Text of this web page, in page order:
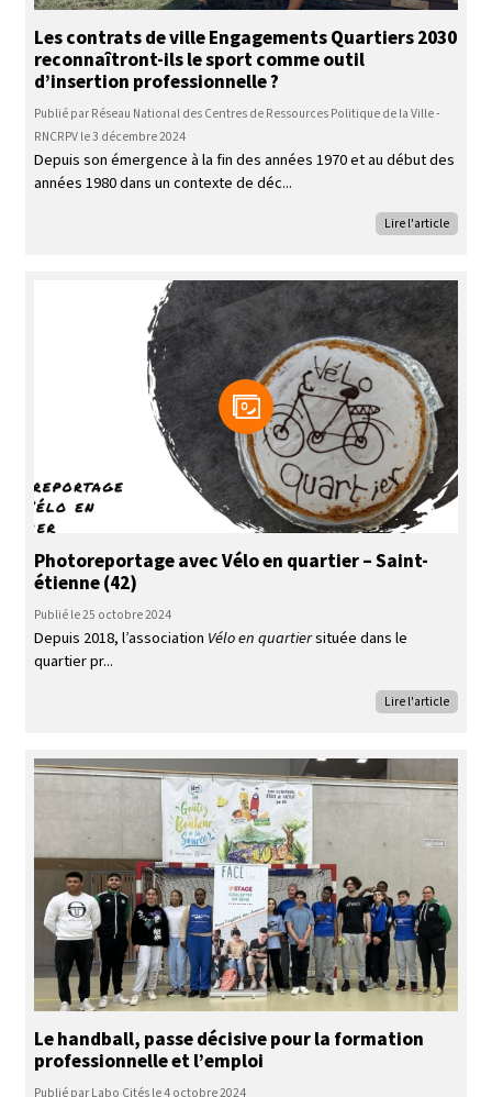
Les contrats de ville Engagements Quartiers 2030
reconnaîtront-ils le sport comme outil
d’insertion professionnelle ?
Publié par Réseau National des Centres de Ressources Politique de la Ville -
RNCRPV le 3 décembre 2024
Depuis son émergence à la fin des années 1970 et au début des
années 1980 dans un contexte de déc
Lire l'article
Photoreportage avec Vélo en quartier – Saint-
étienne (42)
Publié le 25 octobre 2024
Depuis 2018, l’association Vélo en quartiersituée dans le
quartier pr
Lire l'article
Le handball, passe décisive pour la formation
professionnelle et l’emploi
Publié par Labo Cités le 4 octobre 2024